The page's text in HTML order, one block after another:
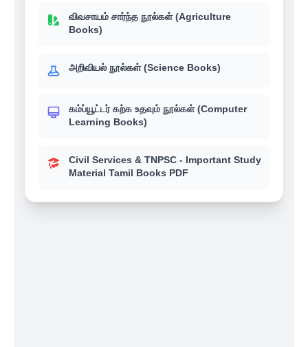
விவசாயம் சார்ந்த நூல்கள் (Agriculture
Books)
அறிவியல் நூல்கள் (Science Books)
கம்ப்யூட்டர் கற்க உதவும் நூல்கள் (Computer
Learning Books)
Civil Services & TNPSC - Important Study
Material Tamil Books PDF